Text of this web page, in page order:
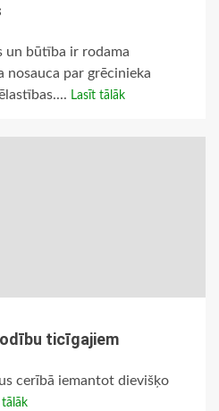
un būtība ir rodama
nosauca par grēcinieka
Lasīt tālāk
ticīgajiem
cerībā iemantot dievišķo
tālāk